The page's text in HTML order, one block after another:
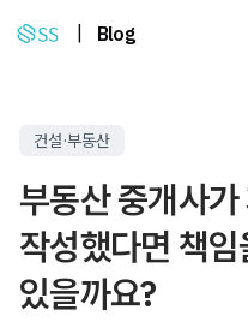
Blog
건설·부동산
부동산 중개사
작성했다면 책
있을까요?